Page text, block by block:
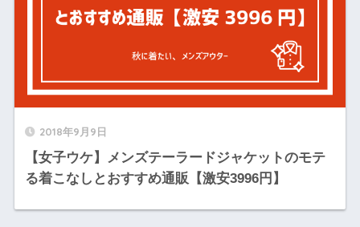
2018年9月9日
【女子ウケ】メンズテーラードジャケットのモテ
る着こなしとおすすめ通販【激安3996円】